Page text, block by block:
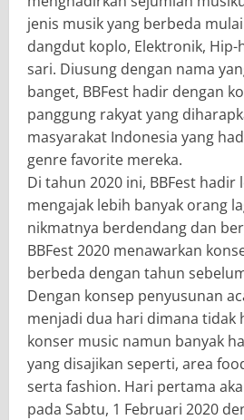
jenis musik yang berbeda
dangdut koplo, Elektronik,
sari. Diusung dengan nama
banget, BBFest hadir dengan
panggung rakyat yang
masyarakat Indonesia yang
genre favorite mereka.
Di tahun 2020 ini, BBFest hadir
mengajak lebih banyak orang
nikmatnya berdendang dan
BBFest 2020 menawarkan
berbeda dengan tahun
Dengan konsep penyusunan
menjadi dua hari dimana tidak
konser music namun banyak
yang disajikan seperti, area
serta fashion. Hari pertama
pada Sabtu, 1 Februari 2020